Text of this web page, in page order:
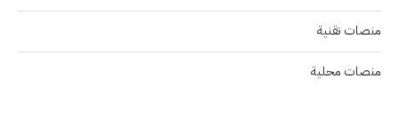
منصات تقنية
منصات محلية